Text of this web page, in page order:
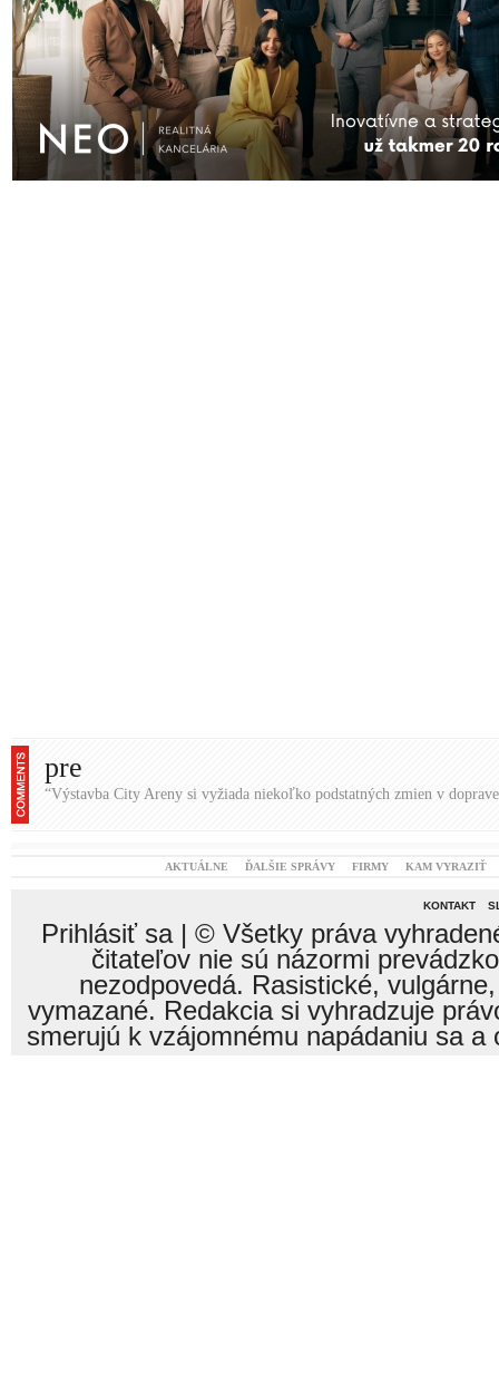
pre
“Výstavba City Areny si vyžiada niekoľko podstatných zmien v
AKTUÁLNE ĎALŠIE SPRÁVY FIRMY KAM VYRAZIŤ
KONTAKT
Prihlásiť sa| © Všetky práva
čitateľov nie sú názormi
nezodpovedá. Rasistické,
vymazané. Redakcia si vyhradzuje
smerujú k vzájomnému napádaniu sa